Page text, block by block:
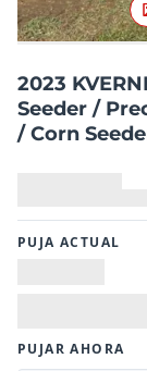
2023
Seeder /
/ Corn
PUJA ACTUAL
PUJAR AHORA